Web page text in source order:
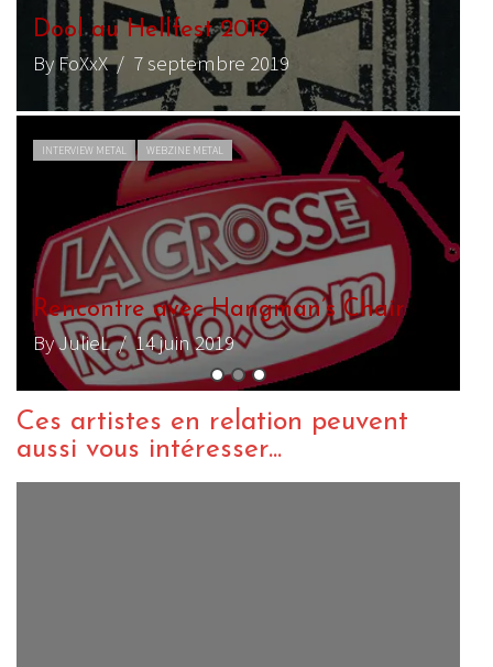
Ces artistes en relation peuvent
aussi vous intéresser...